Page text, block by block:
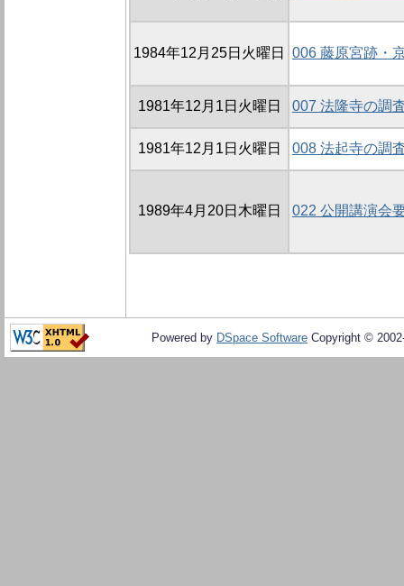
1984年12月25日火曜日 006 藤原宮跡・
1981年12月1日火曜日 007 法隆寺の調
1981年12月1日火曜日 008 法起寺の調
1989年4月20日木曜日 022 公開講演会
Powered by DSpace Software Copyright ©